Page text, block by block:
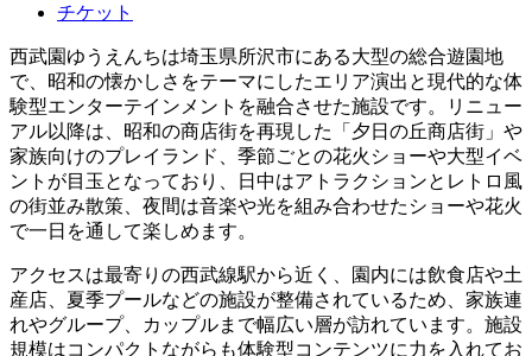
チケット
西武園ゆうえんちは埼玉県所沢市にある大型の総合遊園地
で、昭和の懐かしさをテーマにしたエリア演出と現代的な体
験型エンターテインメントを融合させた施設です。リニュー
アル以降は、昭和の商店街を再現した「夕日の丘商店街」や
家族向けのプレイランド、季節ごとの花火ショーや大型イベ
ントが目玉となっており、日中はアトラクションとレトロ風
の街並み散策、夜間は音楽や光を組み合わせたショーや花火
で一日を通して楽しめます。
アクセスは最寄りの西武線駅から近く、園内には飲食店や土
産店、夏季プールなどの施設が整備されているため、家族連
れやグループ、カップルまで幅広い層が訪れています。施設
規模はコンパクトながらも体験型コンテンツに力を入れてお